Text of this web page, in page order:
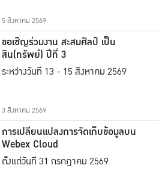
5 สิงหาคม 2569
ขอเชิญร่วมงาน สะสมศิลป์ เป็น
สิน(ทรัพย์) ปีที่ 3
ระหว่างวันที่ 13 - 15 สิงหาคม 2569
3 สิงหาคม 2569
การเปลี่ยนแปลงการจัดเก็บข้อมูลบน
Webex Cloud
ตั้งแต่วันที่ 31 กรกฎาคม 2569